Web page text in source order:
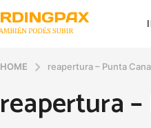
HOME reapertura – Punta Cana
reapertura